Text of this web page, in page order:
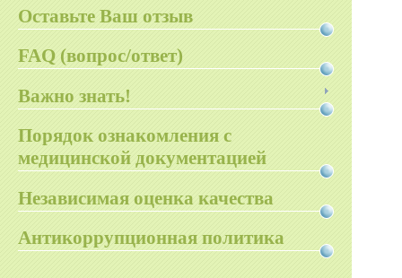
Оставьте Ваш отзыв
FAQ (вопрос/ответ)
Важно знать!
Порядок ознакомления с
медицинской документацией
Независимая оценка качества
Антикоррупционная политика